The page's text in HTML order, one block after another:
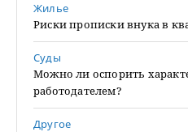
Жилье
Риски прописки внука в
Суды
Можно ли оспорить
работодателем?
Другое